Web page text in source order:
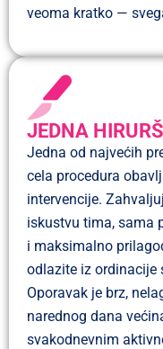
veoma kratko —
JEDNA
Jedna od najvećih
cela procedura
intervencije.
iskustvu tima, sama
i maksimalno
odlazite iz ordinacije
Oporavak je brz,
narednog dana
svakodnevnim